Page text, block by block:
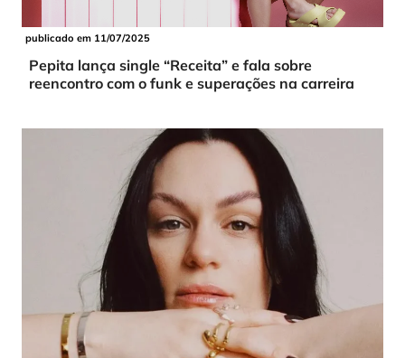
publicado em 11/07/2025
Pepita lança single “Receita” e fala sobre
reencontro com o funk e superações na carreira